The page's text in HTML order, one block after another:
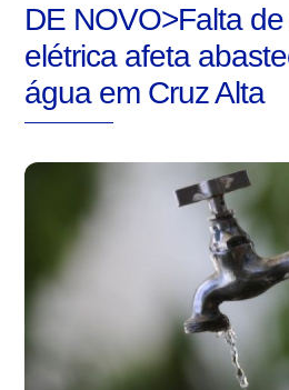
DE NOVO>Falta
elétrica afeta
água em Cruz Alta